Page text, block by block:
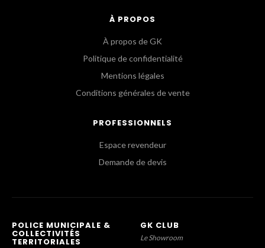
À PROPOS
À propos de GK
Politique de confidentialité
Mentions légales
Conditions générales de vente
PROFESSIONNELS
Espace revendeur
Demande de devis
POLICE MUNICIPALE &
COLLECTIVITÉS
TERRITORIALES
GK CLUB
Le Showroom